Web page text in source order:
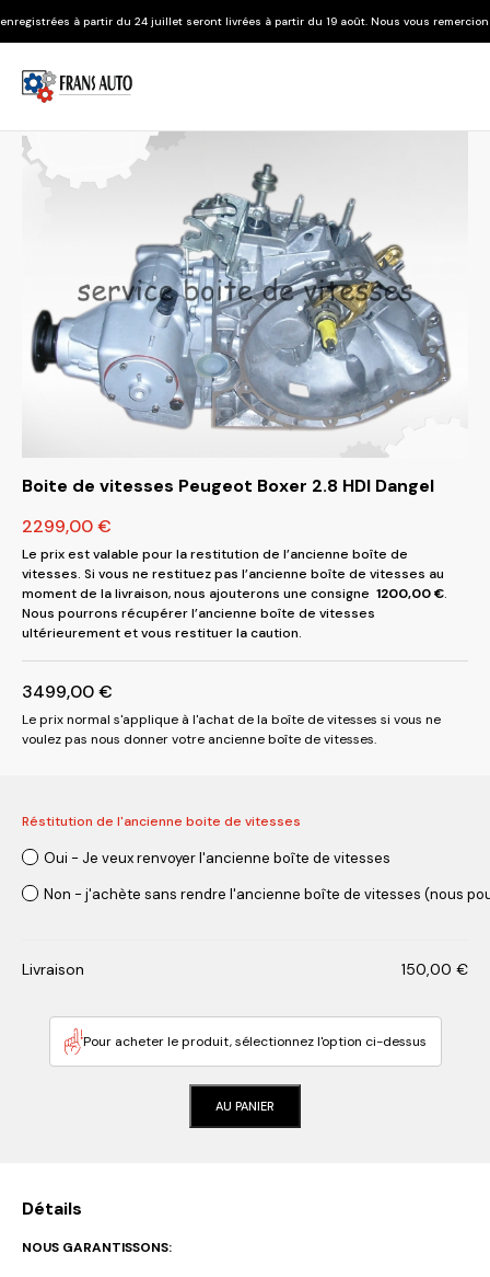
24 juillet seront livrées à partir du 19 août. Nous vous remercions de votre
Boite de vitesses Peugeot Boxer 2.8 HDI Dangel
2299,00€
Le prix est valable pour la restitution de l’ancienne boîte de
vitesses. Si vous ne restituez pas l’ancienne boîte de vitesses au
moment de la livraison, nous ajouterons une consigne 1200,00€.
Nous pourrons récupérer l’ancienne boîte de vitesses
ultérieurement et vous restituer la caution.
3499,00€
Le prix normal s'applique à l'achat de la boîte de vitesses si vous ne
voulez pas nous donner votre ancienne boîte de vitesses.
Réstitution de l'ancienne boite de vitesses
Oui - Je veux renvoyer l'ancienne boîte de vitesses
Non - j'achète sans rendre l'ancienne boîte de vitesses (nous
Livraison 150,00 €
Pour acheter le produit, sélectionnez l'option ci-dessus
AU PANIER
Détails
NOUS GARANTISSONS: